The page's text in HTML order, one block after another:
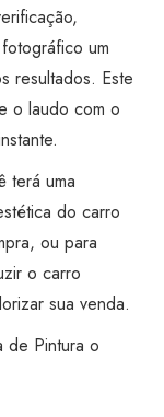
um
resultados. Este
o laudo com o
terá uma
do carro
ou para
o carro
sua venda.
de Pintura o